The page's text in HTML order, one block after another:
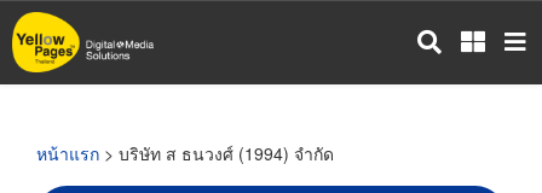
ข้าม
ไป
หน้าแรก > บริษัท ส ธนวงศ์ (1994) จำกัด